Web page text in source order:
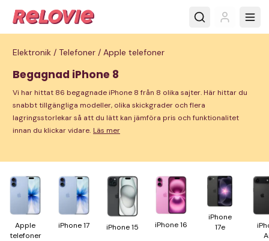
Elektronik / Telefoner / Apple telefoner
Begagnad iPhone 8
Vi har hittat 86 begagnade iPhone 8 från 8 olika sajter. Här hittar du
snabbt tillgängliga modeller, olika skickgrader och flera
lagringsstorlekar så att du lätt kan jämföra pris och funktionalitet
innan du klickar vidare. Läs mer
Apple
tele­foner
iPhone 17 iPhone 15 iPhone 16
iPhone
17e